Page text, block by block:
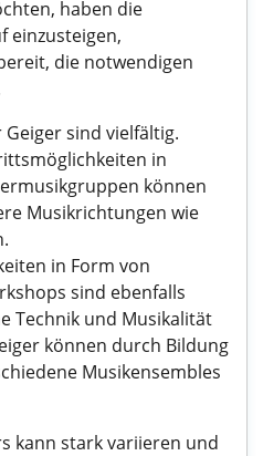
haben die
einzusteigen,
die notwendigen
sind vielfältig.
in
können
Musikrichtungen wie
in Form von
sind ebenfalls
Technik und Musikalität
können durch Bildung
Musikensembles
kann stark variieren und